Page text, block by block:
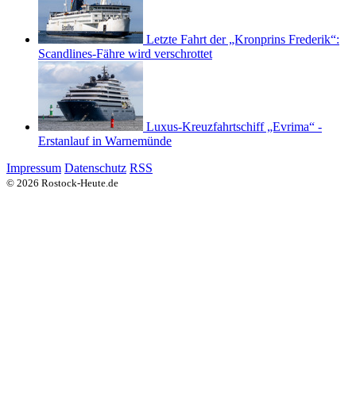
Letzte Fahrt der „Kronprins Frederik“:
Scandlines-Fähre wird verschrottet
Luxus-Kreuzfahrtschiff „Evrima“ -
Erstanlauf in Warnemünde
Impressum Datenschutz RSS
© 2026 Rostock-Heute.de